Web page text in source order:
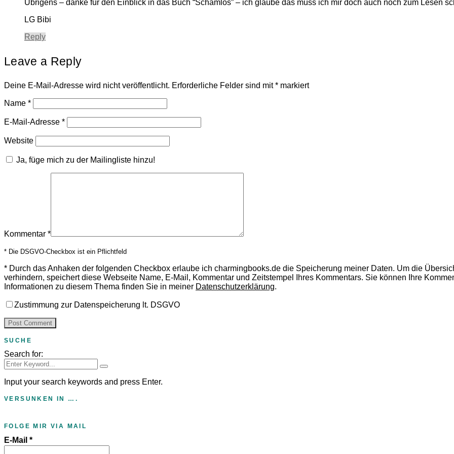
Übrigens – danke für den Einblick in das Buch “Schamlos” – ich glaube das muss ich mir doch auch noch zum Lesen
LG Bibi
Reply
Leave a Reply
Deine E-Mail-Adresse wird nicht veröffentlicht. Erforderliche Felder sind mit* markiert
Name *
E-Mail-Adresse *
Website
Ja, füge mich zu der Mailingliste hinzu!
Kommentar *
* Die DSGVO-Checkbox ist ein Pflichtfeld
* Durch das Anhaken der folgenden Checkbox erlaube ich charmingbooks.de die Speicherung meiner Daten. Um die
verhindern, speichert diese Webseite Name, E-Mail, Kommentar und Zeitstempel Ihres Kommentars. Sie können Ihre
Informationen zu diesem Thema finden Sie in meiner Datenschutzerklärung.
Zustimmung zur Datenspeicherung lt. DSGVO
SUCHE
Search for:
Input your search keywords and press Enter.
VERSUNKEN IN ….
FOLGE MIR VIA MAIL
E-Mail *